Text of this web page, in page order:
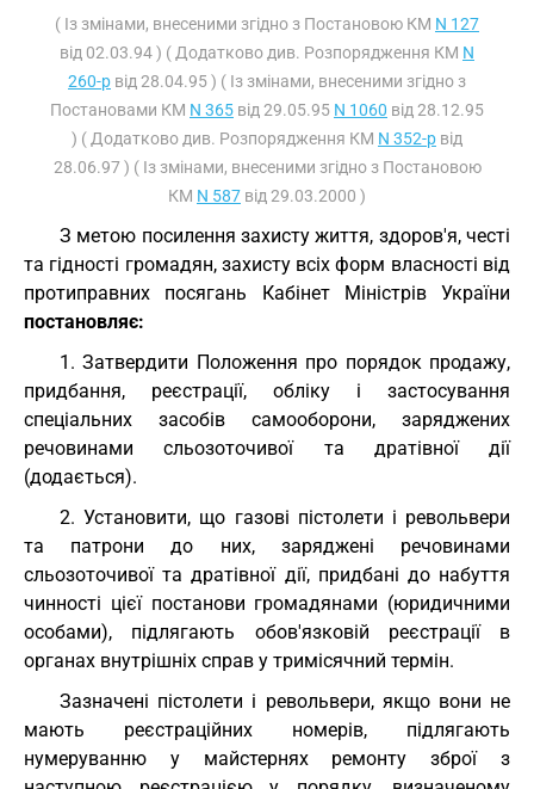
( Із змінами, внесеними згідно з Постановою КМ N 127
від 02.03.94 ) ( Додатково див. Розпорядження КМ N
260-р від 28.04.95 ) ( Із змінами, внесеними згідно з
Постановами КМ N 365 від 29.05.95 N 1060 від 28.12.95
) ( Додатково див. Розпорядження КМ N 352-р від
28.06.97 ) ( Із змінами, внесеними згідно з Постановою
КМ N 587 від 29.03.2000 )
З метою посилення захисту життя, здоров'я, честі
та гідності громадян, захисту всіх форм власності від
протиправних посягань Кабінет Міністрів України
постановляє:
1. Затвердити Положення про порядок продажу,
придбання, реєстрації, обліку і застосування
спеціальних засобів самооборони, заряджених
речовинами сльозоточивої та дратівної дії
(додається).
2. Установити, що газові пістолети і револьвери
та патрони до них, заряджені речовинами
сльозоточивої та дратівної дії, придбані до набуття
чинності цієї постанови громадянами (юридичними
особами), підлягають обов'язковій реєстрації в
органах внутрішніх справ у тримісячний термін.
Зазначені пістолети і револьвери, якщо вони не
мають реєстраційних номерів, підлягають
нумеруванню у майстернях ремонту зброї з